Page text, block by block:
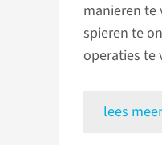
manieren te
spieren te
operaties te
lees meer